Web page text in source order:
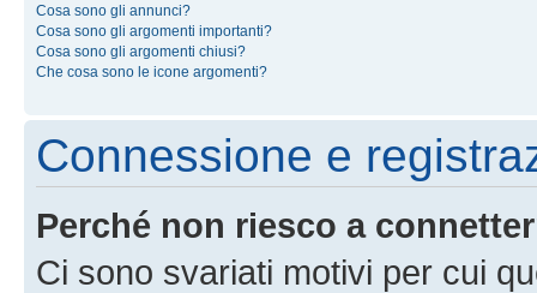
Cosa sono gli annunci?
Cosa sono gli argomenti importanti?
Cosa sono gli argomenti chiusi?
Che cosa sono le icone argomenti?
Connessione e
Perché non riesco a
Ci sono svariati motivi per cui